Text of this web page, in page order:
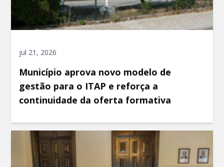
jul 21, 2026
Município aprova novo modelo de
gestão para o ITAP e reforça a
continuidade da oferta formativa